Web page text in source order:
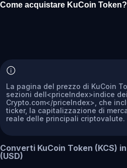
Come acquistare KuCoin Token?
La pagina del prezzo di KuCoin
sezioni dell<priceIndex>indice
Crypto.com</priceIndex>, che
ticker, la capitalizzazione di
reale delle principali criptovalute.
Converti KuCoin Token (KCS)
(USD)